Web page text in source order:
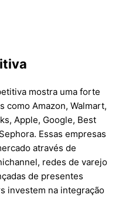
mostra uma forte
como Amazon, Walmart,
Apple, Google, Best
Essas empresas
através de
redes de varejo
de presentes
investem na integração